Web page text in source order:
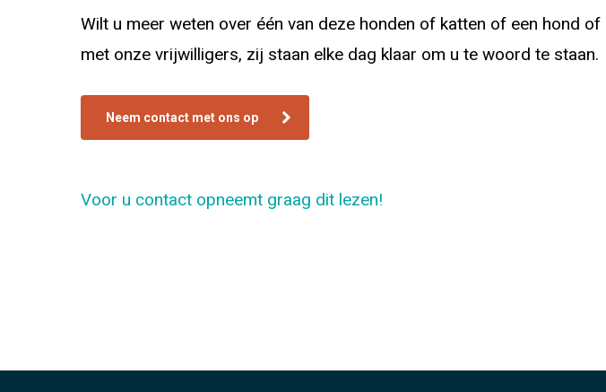
Wilt u meer weten over één van deze honden of katten of een hond
met onze vrijwilligers, zij staan elke dag klaar om u te woord te staan.
Neem contact met ons op
Voor u contact opneemt graag dit lezen!